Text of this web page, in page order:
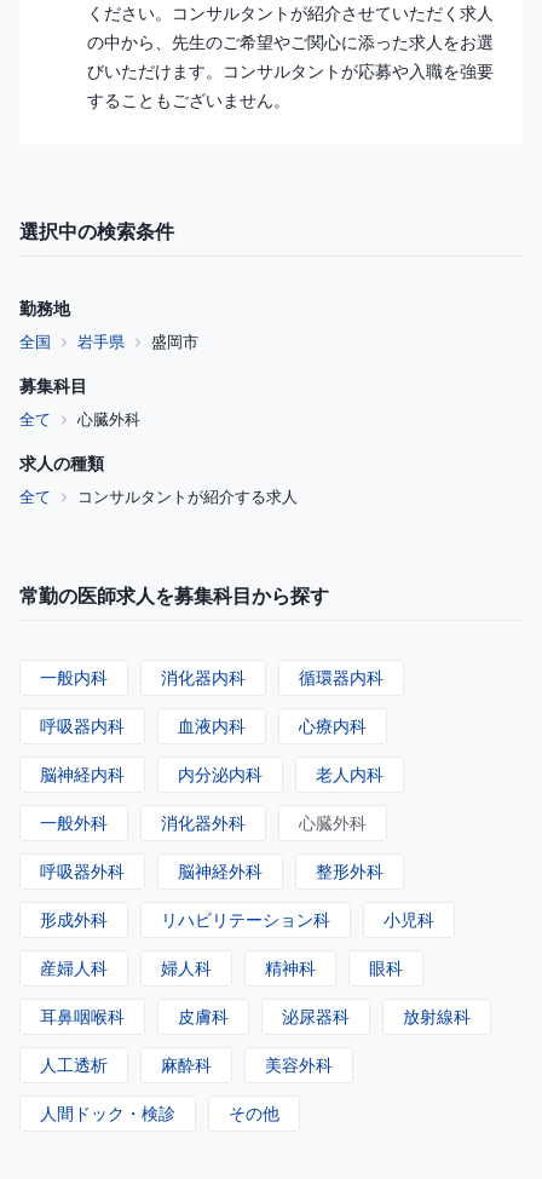
ください。コンサルタントが紹介させていただく求人
の中から、先生のご希望やご関心に添った求人をお選
びいただけます。コンサルタントが応募や入職を強要
することもございません。
選択中の検索条件
勤務地
全国 岩手県 盛岡市
募集科目
全て 心臓外科
求人の種類
全て コンサルタントが紹介する求人
常勤の医師求人を募集科目から探す
一般内科 消化器内科 循環器内科
呼吸器内科 血液内科 心療内科
脳神経内科 内分泌内科 老人内科
一般外科 消化器外科 心臓外科
呼吸器外科 脳神経外科 整形外科
形成外科 リハビリテーション科 小児科
産婦人科 婦人科 精神科 眼科
耳鼻咽喉科 皮膚科 泌尿器科 放射線科
人工透析 麻酔科 美容外科
人間ドック・検診 その他